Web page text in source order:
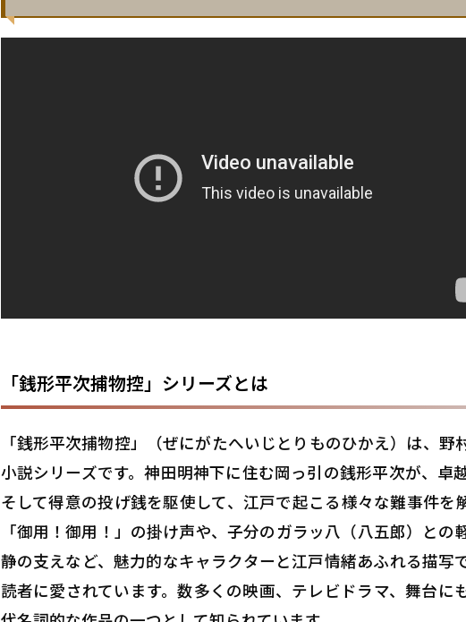
「銭形平次捕物控」シリーズとは
「銭形平次捕物控」（ぜにがたへいじとりものひかえ）は、野
小説シリーズです。神田明神下に住む岡っ引の銭形平次が、卓
そして得意の投げ銭を駆使して、江戸で起こる様々な難事件を
「御用！御用！」の掛け声や、子分のガラッ八（八五郎）との
静の支えなど、魅力的なキャラクターと江戸情緒あふれる描写
読者に愛されています。数多くの映画、テレビドラマ、舞台に